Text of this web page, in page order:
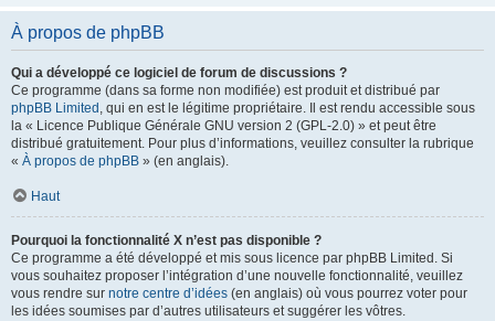
À propos de phpBB
Qui a développé ce logiciel de forum de discussions ?
Ce programme (dans sa forme non modifiée) est produit et distribué par
phpBB Limited , qui en est le légitime propriétaire. Il est rendu accessible sous
la « Licence Publique Générale GNU version 2 (GPL-2.0) » et peut être
distribué gratuitement. Pour plus d’informations, veuillez consulter la rubrique
« À propos de phpBB » (en anglais).
Haut
Pourquoi la fonctionnalité X n’est pas disponible ?
Ce programme a été développé et mis sous licence par phpBB Limited. Si
vous souhaitez proposer l’intégration d’une nouvelle fonctionnalité, veuillez
vous rendre sur notre centre d’idées (en anglais) où vous pourrez voter pour
les idées soumises par d’autres utilisateurs et suggérer les vôtres.